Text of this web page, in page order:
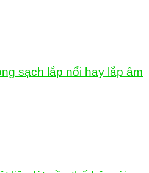
sạch lắp nổi hay lắp âm